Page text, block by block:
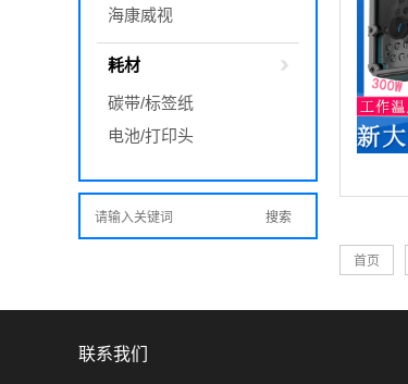
海康威视
耗材
碳带/标签纸
电池/打印头
首页
联系我们